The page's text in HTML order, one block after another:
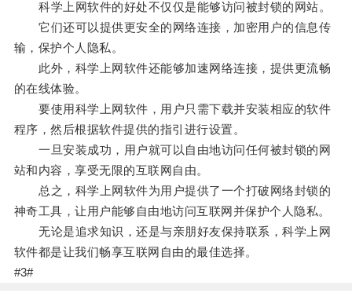
科学上网软件的好处不仅仅是能够访问被封锁的网站。
它们还可以提供更安全的网络连接，加密用户的信息传
输，保护个人隐私。
此外，科学上网软件还能够加速网络连接，提供更流畅
的在线体验。
要使用科学上网软件，用户只需下载并安装相应的软件
程序，然后根据软件提供的指引进行设置。
一旦安装成功，用户就可以自由地访问任何被封锁的网
站和内容，享受无限的互联网自由。
总之，科学上网软件为用户提供了一个打破网络封锁的
神奇工具，让用户能够自由地访问互联网并保护个人隐私。
无论是追求知识，还是与亲朋好友保持联系，科学上网
软件都是让我们畅享互联网自由的最佳选择。
#3#